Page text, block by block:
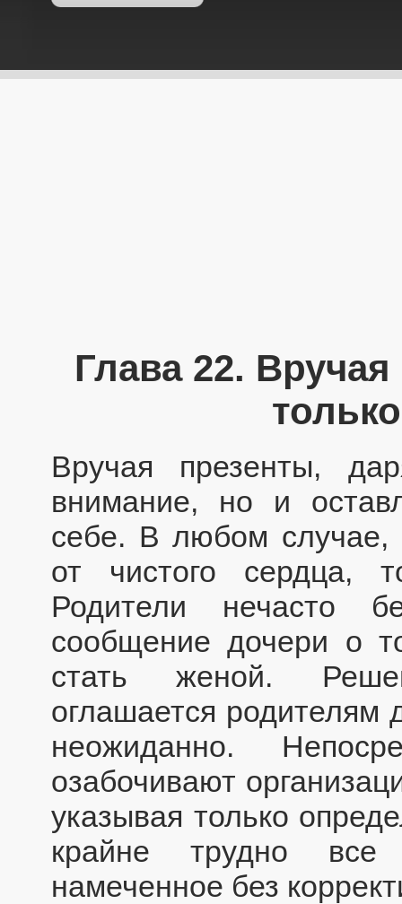
Глава 22.
Вручая презенты,
внимание, но и
себе. В любом случае,
от чистого сердца,
Родители нечасто
сообщение дочери о
стать женой.
оглашается родителям
неожиданно.
озабочивают
указывая только
крайне трудно все
намеченное без